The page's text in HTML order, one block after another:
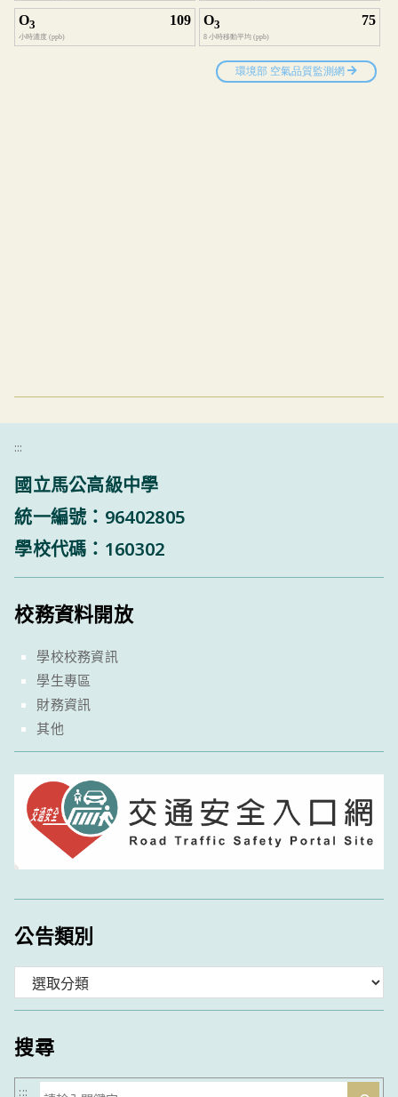
:::
國立馬公高級中學
統一編號：96402805
學校代碼：160302
校務資料開放
學校校務資訊
學生專區
財務資訊
其他
公告類別
類
搜尋
搜
:::